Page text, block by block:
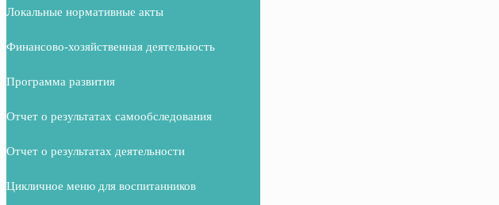
Локальные нормативные акты
Финансово-хозяйственная деятельность
Программа развития
Отчет о результатах самообследования
Отчет о результатах деятельности
Цикличное меню для воспитанников